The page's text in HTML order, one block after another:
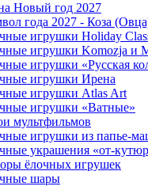
Новый год 2027
года 2027 - Коза
игрушки Holiday
игрушки Komozja и
игрушки «Русская
игрушки Ирена
игрушки Atlas Art
игрушки «Ватные»
мультфильмов
игрушки из папье-
украшения «от-
ёлочных игрушек
шары